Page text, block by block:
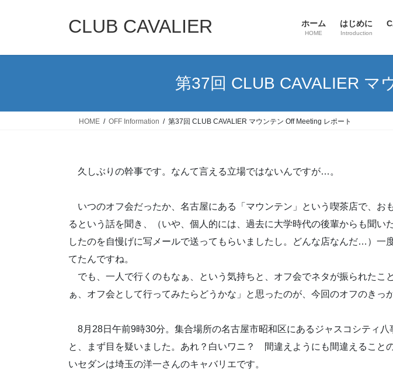
CLUB CAVALIER ホーム
HOME
はじめに
Introduction
第37回 CLUB CAVALIER マ
HOME OFF Information 第37回 CLUB CAVALIER マウンテン Off Meeting レポート
久しぶりの幹事です。なんて言える立場ではないんですが…。
いつのオフ会だったか、名古屋にある「マウンテン」という喫茶店で、お
るという話を聞き、（いや、個人的には、過去に大学時代の後輩からも聞い
したのを自慢げに写メールで送ってもらいましたし。どんな店なんだ…）一
てたんですね。
でも、一人で行くのもなぁ、という気持ちと、オフ会でネタが振られたこ
ぁ、オフ会として行ってみたらどうかな」と思ったのが、今回のオフのきっ
8月28日午前9時30分。集合場所の名古屋市昭和区にあるジャスコシティ八
と、まず目を疑いました。あれ？白いワニ？ 間違えようにも間違えること
いセダンは埼玉の洋一さんのキャバリエです。